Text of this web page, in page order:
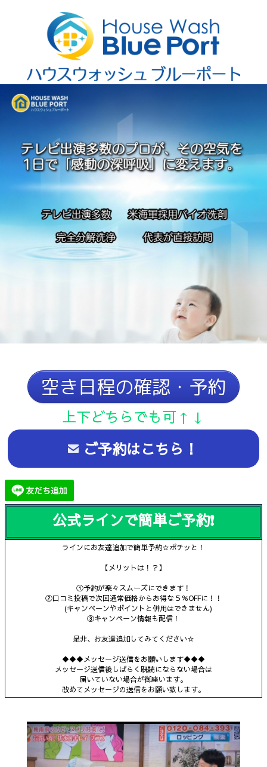
空き日程の確認・予約
上下どちらでも可↑↓
ご予約はこちら！
公式ラインで簡単ご予約❗
ラインにお友達追加で簡単予約☆ポチッと！
【メリットは！？】
①予約が楽々スムーズにできます！
②口コミ投稿で次回通常価格からお得な５％OFFに！！
(キャンペーンやポイントと併用はできません)
③キャンペーン情報も配信！
是非、お友達追加してみてください☆
◆◆◆メッセージ送信をお願いします◆◆◆
メッセージ送信後しばらく既読にならない場合は
届いていない場合が御座います。
改めてメッセージの送信をお願い致します。